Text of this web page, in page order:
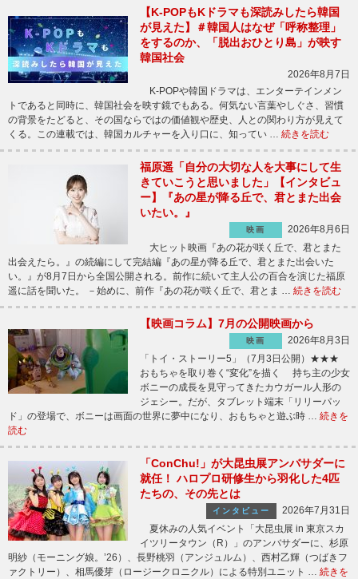
【K-POPもKドラマも深読みしたら韓国
が見えた】＃韓国人はなぜ「呼称整理」
をするのか、「脱出おひとり島」が映す
韓国社会
2026年8月7日
K-POPや韓国ドラマは、エンターテインメン
トであると同時に、韓国社会を映す鏡でもある。何気ない言葉やしぐさ、習慣
の背景をたどると、その国ならではの価値観や歴史、人との関わり方が見えて
くる。この連載では、韓国カルチャーを入り口に、知ってい … 続きを読む
福原遥「自分の大切な人を大事にして生
きていこうと思いました」【インタビュ
ー】『あの星が降る丘で、君とまた出会
いたい。』
映画
2026年8月6日
大ヒット映画『あの花が咲く丘で、君とまた
出会えたら。』の続編にして完結編『あの星が降る丘で、君とまた出会いた
い。』が8月7日から全国公開される。前作に続いて主人公の百合を演じた福原
遥に話を聞いた。 －始めに、前作『あの花が咲く丘で、君とま … 続きを読む
【映画コラム】7月の公開映画から
映画
2026年8月3日
「トイ・ストーリー5」（7月3日公開）★★★
おもちゃを取り巻く“変化”を描く 持ち主の少女
ボニーの成長を見守ってきたカウガール人形の
ジェシー。だが、タブレット端末「リリーパッ
ド」の登場で、ボニーは画面の世界に夢中になり、おもちゃと遊ぶ時 … 続きを
読む
「ConChu!」が大昆虫展アンバサダーに
就任！ ハロプロ研修生から羽化した4匹
たちの、その先とは
インタビュー
2026年7月31日
夏休みの人気イベント「大昆虫展 in 東京スカ
イツリータウン（R）」のアンバサダーに、杉原
明紗（モーニング娘。’26）、長野桃羽（アンジュルム）、西村乙輝（つばきフ
ァクトリー）、相馬優芽（ロージークロニクル）による特別ユニット … 続きを